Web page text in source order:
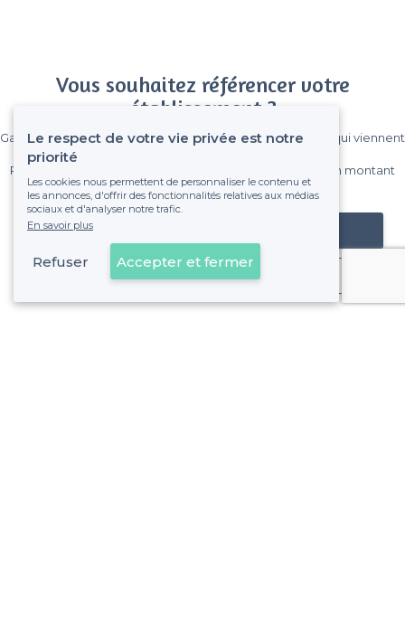
Vous souhaitez référencer votre
établissement ?
Gagnez de nombreux clients parmi le million de visiteurs qui viennent
Pas de commissions et sans engagement, vous payez un montant
fixe sans risque de voir déraper la facture.
Référencer mon établissement
Déjà client
Le respect de votre vie privée est notre
priorité
Les cookies nous permettent de personnaliser le contenu et
les annonces, d'offrir des fonctionnalités relatives aux médias
sociaux et d'analyser notre trafic.
En savoir plus
Refuser Accepter et fermer